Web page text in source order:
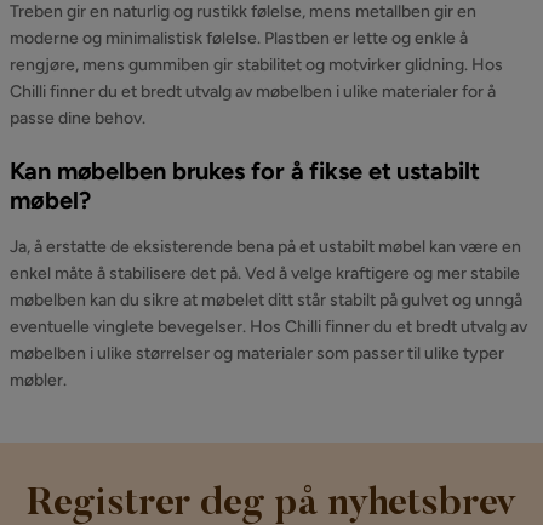
Treben gir en naturlig og rustikk følelse, mens metallben gir en
moderne og minimalistisk følelse. Plastben er lette og enkle å
rengjøre, mens gummiben gir stabilitet og motvirker glidning. Hos
Chilli finner du et bredt utvalg av møbelben i ulike materialer for å
passe dine behov.
Kan møbelben brukes for å fikse et ustabilt
møbel?
Ja, å erstatte de eksisterende bena på et ustabilt møbel kan være en
enkel måte å stabilisere det på. Ved å velge kraftigere og mer stabile
møbelben kan du sikre at møbelet ditt står stabilt på gulvet og unngå
eventuelle vinglete bevegelser. Hos Chilli finner du et bredt utvalg av
møbelben i ulike størrelser og materialer som passer til ulike typer
møbler.
Registrer deg på nyhetsbrev